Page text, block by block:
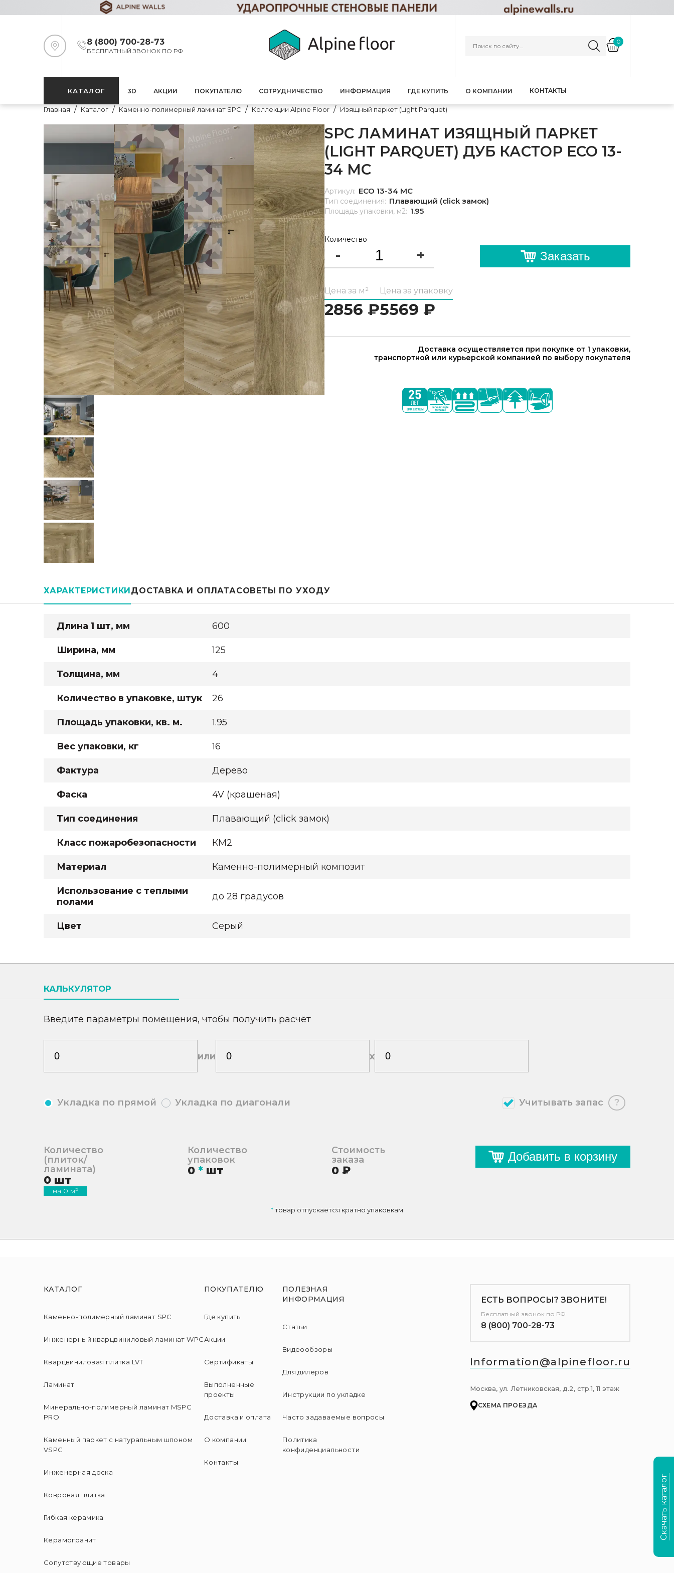
8 (800) 700-28-73
БЕСПЛАТНЫЙ ЗВОНОК ПО РФ
0
КАТАЛОГ 3D АКЦИИ ПОКУПАТЕЛЮ СОТРУДНИЧЕСТВО ИНФОРМАЦИЯ ГДЕ КУПИТЬ О КОМПАНИИ КОНТАКТЫ
Главная Каталог Каменно-полимерный ламинат SPC Коллекции Alpine Floor Изящный паркет (Light Parquet)
SPC ЛАМИНАТ ИЗЯЩНЫЙ ПАРКЕТ
(LIGHT PARQUET) ДУБ КАСТОР ЕСО 13-
34 MC
Артикул: ЕСО 13-34 MC
Тип соединения: Плавающий (click замок)
Площадь упаковки, м2: 1.95
Количество
- + Заказать
Цена за м²
2856 ₽
Цена за упаковку
5569 ₽
Доставка осуществляется при покупке от 1 упаковки,
транспортной или курьерской компанией по выбору покупателя
ХАРАКТЕРИСТИКИДОСТАВКА И ОПЛАТАСОВЕТЫ ПО УХОДУ
Длина 1 шт, мм 600
Ширина, мм 125
Толщина, мм 4
Количество в упаковке, штук 26
Площадь упаковки, кв. м. 1.95
Вес упаковки, кг 16
Фактура Дерево
Фаска 4V (крашеная)
Тип соединения Плавающий (click замок)
Класс пожаробезопасности КМ2
Материал Каменно-полимерный композит
Использование с теплыми
полами
до 28 градусов
Цвет Серый
КАЛЬКУЛЯТОР
Введите параметры помещения, чтобы получить расчёт
или х
Укладка по прямой Укладка по диагонали Учитывать запас ?
Количество
(плиток/
ламината)
0 шт
на 0 м²
Количество
упаковок
0 * шт
Стоимость
заказа
0 ₽
Добавить в корзину
*товар отпускается кратно упаковкам
КАТАЛОГ
Каменно-полимерный ламинат SPC
Инженерный кварцвиниловый ламинат WPC
Кварцвиниловая плитка LVT
Ламинат
Минерально-полимерный ламинат MSPC
PRO
Каменный паркет с натуральным шпоном
VSPC
Инженерная доска
Ковровая плитка
Гибкая керамика
Керамогранит
Сопутствующие товары
ПОКУПАТЕЛЮ
Где купить
Акции
Сертификаты
Выполненные
проекты
Доставка и оплата
О компании
Контакты
ПОЛЕЗНАЯ
ИНФОРМАЦИЯ
Статьи
Видеообзоры
Для дилеров
Инструкции по укладке
Часто задаваемые вопросы
Политика
конфиденциальности
ЕСТЬ ВОПРОСЫ? ЗВОНИТЕ!
Бесплатный звонок по РФ
8 (800) 700-28-73
Information@alpinefloor.ru
Москва, ул. Летниковская, д.2, стр.1, 11 этаж
СХЕМА ПРОЕЗДА
Скачать каталог